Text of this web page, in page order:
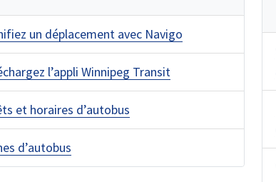
un déplacement avec Navigo
l’appli Winnipeg Transit
et horaires d’autobus
d’autobus